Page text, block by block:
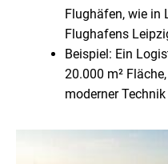
Flughäfen, wie in
Flughafens
Beispiel: Ein
20.000 m²
moderner